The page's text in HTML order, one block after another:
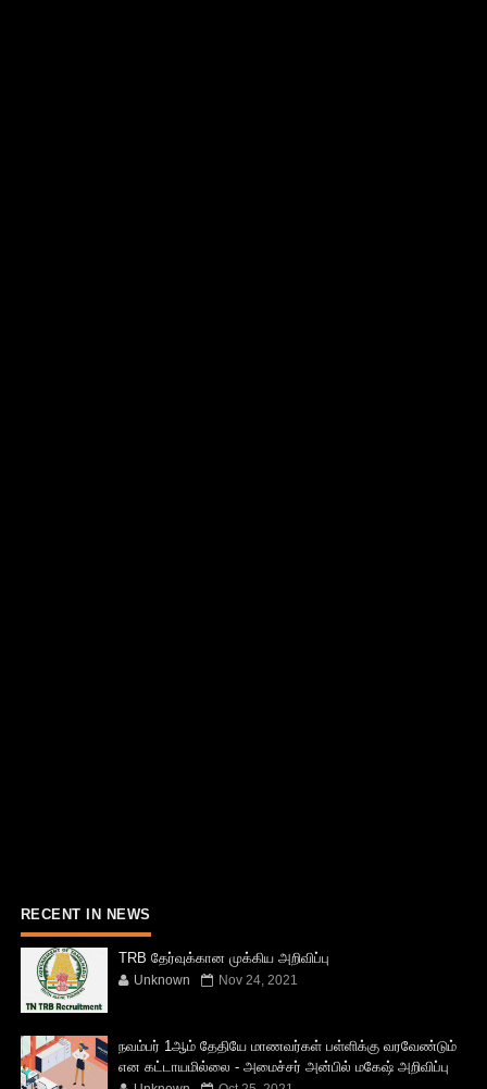
RECENT IN NEWS
TRB தேர்வுக்கான முக்கிய அறிவிப்பு
Unknown Nov 24, 2021
நவம்பர் 1ஆம் தேதியே மாணவர்கள் பள்ளிக்கு வரவேண்டும்
என கட்டாயமில்லை - அமைச்சர் அன்பில் மகேஷ் அறிவிப்பு